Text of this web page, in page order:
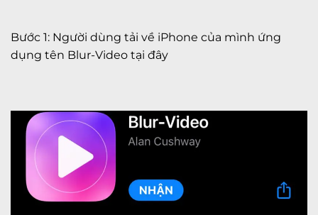
Bước 1: Người dùng tải về iPhone của mình ứng
dụng tên Blur-Video tại đây